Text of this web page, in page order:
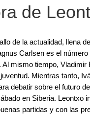
de
de la actualidad, llena
Carlsen es el
mismo tiempo,
Mientras tanto,
debatir sobre el futuro
en Siberia. Leontxo
partidas y con las